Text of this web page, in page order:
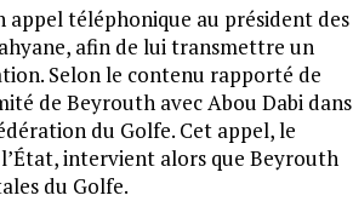
appel téléphonique au président des
afin de lui transmettre un
Selon le contenu rapporté de
de Beyrouth avec Abou Dabi dans
du Golfe. Cet appel, le
intervient alors que Beyrouth
du Golfe.